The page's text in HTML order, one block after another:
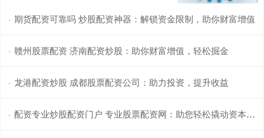
· 期货配资可靠吗 炒股配资神器：解锁资金限制，助你财富增值
· 赣州股票配资 济南配资炒股：助你财富增值，轻松掘金
· 龙港配资炒股 成都股票配资公司：助力投资，提升收益
· 配资专业炒股配资门户 专业股票配资网：助您轻松撬动资本杠杆